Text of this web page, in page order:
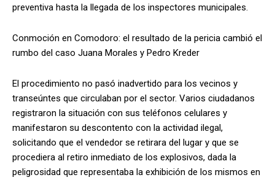
preventiva hasta la llegada de los inspectores municipales.
Conmoción en Comodoro: el resultado de la pericia cambió el
rumbo del caso Juana Morales y Pedro Kreder
El procedimiento no pasó inadvertido para los vecinos y
transeúntes que circulaban por el sector. Varios ciudadanos
registraron la situación con sus teléfonos celulares y
manifestaron su descontento con la actividad ilegal,
solicitando que el vendedor se retirara del lugar y que se
procediera al retiro inmediato de los explosivos, dada la
peligrosidad que representaba la exhibición de los mismos en